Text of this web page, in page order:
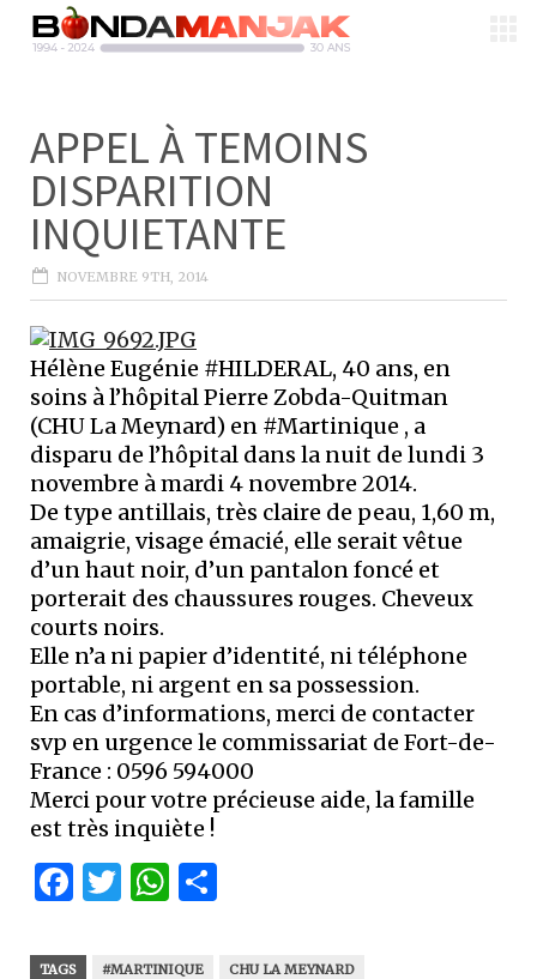
APPEL À TEMOINS
DISPARITION
INQUIETANTE
NOVEMBRE 9TH, 2014
Hélène Eugénie #HILDERAL, 40 ans, en
soins à l’hôpital Pierre Zobda-Quitman
(CHU La Meynard) en #Martinique , a
disparu de l’hôpital dans la nuit de lundi 3
novembre à mardi 4 novembre 2014.
De type antillais, très claire de peau, 1,60 m,
amaigrie, visage émacié, elle serait vêtue
d’un haut noir, d’un pantalon foncé et
porterait des chaussures rouges. Cheveux
courts noirs.
Elle n’a ni papier d’identité, ni téléphone
portable, ni argent en sa possession.
En cas d’informations, merci de contacter
svp en urgence le commissariat de Fort-de-
France : 0596 594000
Merci pour votre précieuse aide, la famille
est très inquiète !
Facebook
Twitter
WhatsApp
TAGS #MARTINIQUE
CHU LA MEYNARD